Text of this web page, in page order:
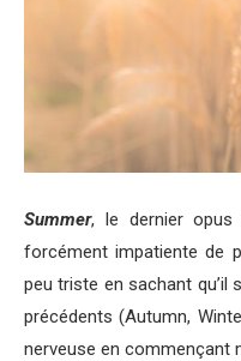
Summer, le dernier opus
forcément impatiente de
peu triste en sachant qu’il
précédents (Autumn,
nerveuse en commençant